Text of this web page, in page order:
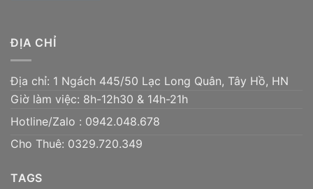
ĐỊA CHỈ
Địa chỉ: 1 Ngách 445/50 Lạc Long Quân, Tây Hồ, HN
Giờ làm việc: 8h-12h30 & 14h-21h
Hotline/Zalo : 0942.048.678
Cho Thuê: 0329.720.349
TAGS